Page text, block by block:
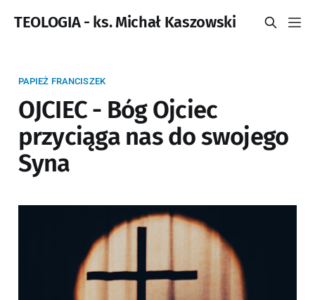
TEOLOGIA - ks. Michał Kaszowski
PAPIEŻ FRANCISZEK
OJCIEC - Bóg Ojciec
przyciąga nas do swojego
Syna